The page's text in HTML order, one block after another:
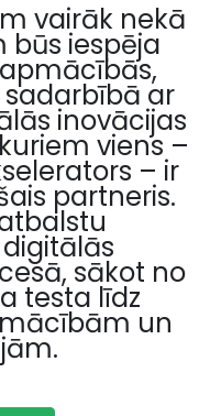
vairāk nekā
iespēja
sadarbībā ar
inovācijas
viens –
– ir
partneris.
sākot no
testa līdz
un